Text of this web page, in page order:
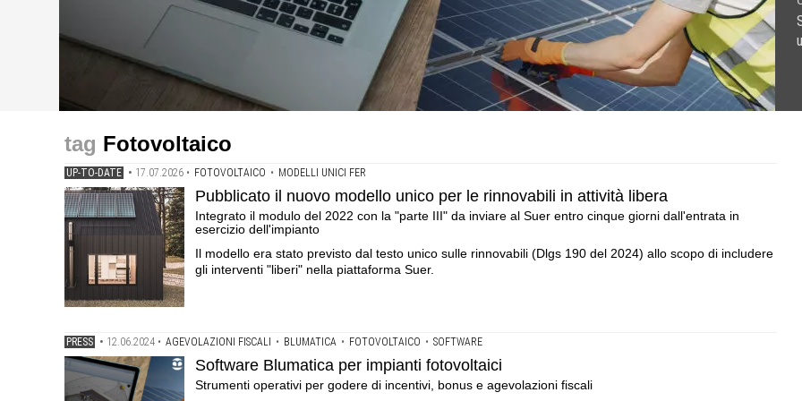
da inviare al Suer entro cinque giorni dall'entrata in esercizio dell'impianto
fiscali
Fotovoltaico
UP-TO-DATE • 17.07.2026 • FOTOVOLTAICO • MODELLI UNICI FER
Pubblicato il nuovo modello unico per le rinnovabili in attività libera
Integrato il modulo del 2022 con la "parte III" da inviare al Suer entro cinque giorni dall'entrata in
esercizio dell'impianto
Il modello era stato previsto dal testo unico sulle rinnovabili (Dlgs 190 del 2024) allo scopo di includere
gli interventi "liberi" nella piattaforma Suer.
PRESS • 12.06.2024 • AGEVOLAZIONI FISCALI • BLUMATICA • FOTOVOLTAICO • SOFTWARE
Software Blumatica per impianti fotovoltaici
Strumenti operativi per godere di incentivi, bonus e agevolazioni fiscali